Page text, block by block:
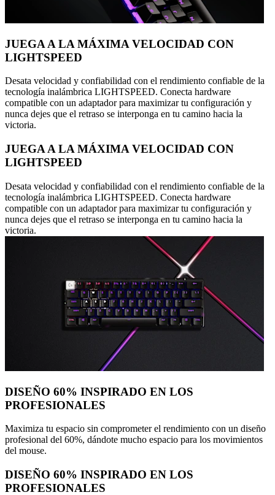
JUEGA A LA MÁXIMA VELOCIDAD CON
LIGHTSPEED
Desata velocidad y confiabilidad con el rendimiento confiable de la
tecnología inalámbrica LIGHTSPEED. Conecta hardware
compatible con un adaptador para maximizar tu configuración y
nunca dejes que el retraso se interponga en tu camino hacia la
victoria.
JUEGA A LA MÁXIMA VELOCIDAD CON
LIGHTSPEED
Desata velocidad y confiabilidad con el rendimiento confiable de la
tecnología inalámbrica LIGHTSPEED. Conecta hardware
compatible con un adaptador para maximizar tu configuración y
nunca dejes que el retraso se interponga en tu camino hacia la
victoria.
DISEÑO 60% INSPIRADO EN LOS
PROFESIONALES
Maximiza tu espacio sin comprometer el rendimiento con un diseño
profesional del 60%, dándote mucho espacio para los movimientos
del mouse.
DISEÑO 60% INSPIRADO EN LOS
PROFESIONALES